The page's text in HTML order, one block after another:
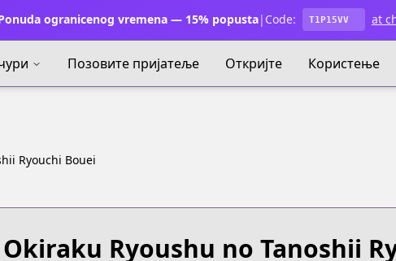
ogranicenog vremena — 15% popusta| Code: T1P15VV at
Позовите пријатеље Откријте Користење
Ryouchi Bouei
Okiraku Ryoushu no Tanoshii